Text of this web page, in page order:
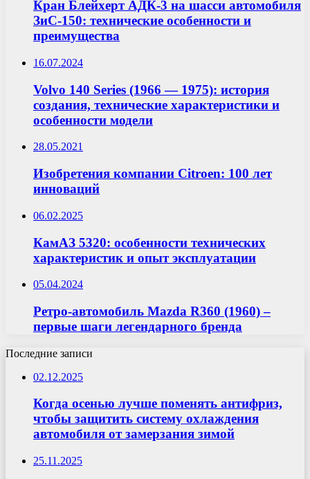
Кран Блейхерт АДК-3 на шасси автомобиля
ЗиС-150: технические особенности и
преимущества
16.07.2024
Volvo 140 Series (1966 — 1975): история
создания, технические характеристики и
особенности модели
28.05.2021
Изобретения компании Citroen: 100 лет
инноваций
06.02.2025
КамАЗ 5320: особенности технических
характеристик и опыт эксплуатации
05.04.2024
Ретро-автомобиль Mazda R360 (1960) –
первые шаги легендарного бренда
Последние записи
02.12.2025
Когда осенью лучше поменять антифриз,
чтобы защитить систему охлаждения
автомобиля от замерзания зимой
25.11.2025